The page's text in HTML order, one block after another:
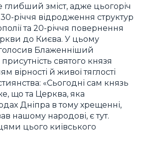
зміст, адже цьогоріч
річчя відродження структур
та 20-річчя повернення
до Києва. У цьому
Блаженніший
святого князя
вірності й живої тяглості
«Сьогодні сам князь
що та Церква, яка
Дніпра в тому хрещенні,
нашому народові, є тут.
цього київського